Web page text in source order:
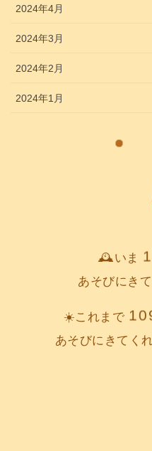
2024年4月
2024年3月
2024年2月
2024年1月
🕰️いま 1
あそびにき
☀️これまで
あそびにきてく